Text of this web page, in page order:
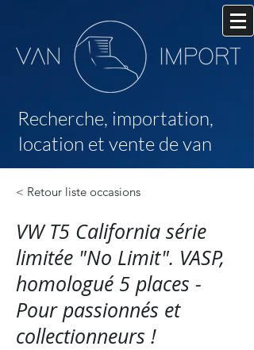
Recherche, importation,
location et vente de van
< Retour liste occasions
VW T5 California série
limitée "No Limit". VASP,
homologué 5 places -
Pour passionnés et
collectionneurs !